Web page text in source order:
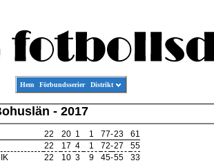
Hem Förbundsserier Distrikt
- 2017
22 20 1 1 77-23
61
22 17 4 1 72-27
55
22 10 3 9 45-55
33